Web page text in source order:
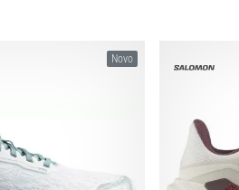
44⅔ 45⅓ 46 46⅔ 47⅓Novo